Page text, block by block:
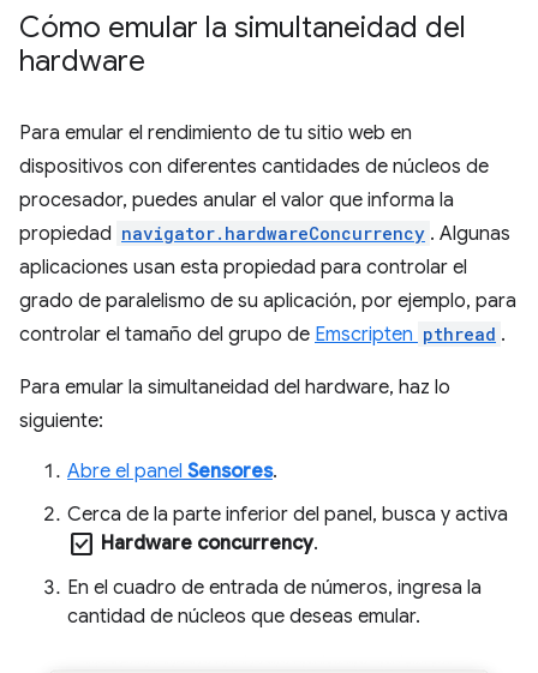
Cómo emular la simultaneidad del
hardware
Para emular el rendimiento de tu sitio web en
dispositivos con diferentes cantidades de núcleos de
procesador, puedes anular el valor que informa la
propiedad navigator.hardwareConcurrency . Algunas
aplicaciones usan esta propiedad para controlar el
grado de paralelismo de su aplicación, por ejemplo, para
controlar el tamaño del grupo de Emscripten pthread .
Para emular la simultaneidad del hardware, haz lo
siguiente:
Abre el panel Sensores.
Cerca de la parte inferior del panel, busca y activa
check_box Hardware concurrency.
En el cuadro de entrada de números, ingresa la
cantidad de núcleos que deseas emular.